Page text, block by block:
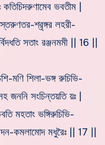
ভবতীম |
স্তরুণতর-শ্রৃঙ্গর লহরী-
সতাং রঞ্জনমমী || 16 ||
মণি শিলা-ভঙ্গ রুচিভি-
সহ জননি সংচিন্তয়তি য়ঃ |
মহতাং ভঙ্গিরুচিভি-
বদন-কমলামোদ মধুরৈঃ || 17 ||